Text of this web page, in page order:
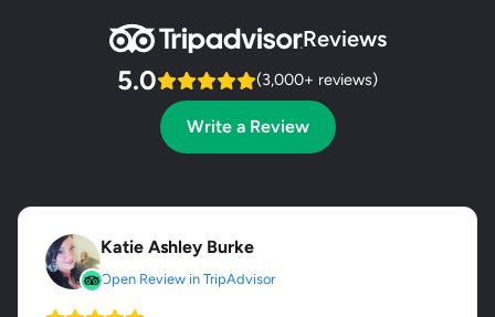
Reviews
5.0 (3,000+ reviews)
Write a Review
Katie Ashley Burke
Open Review in TripAdvisor